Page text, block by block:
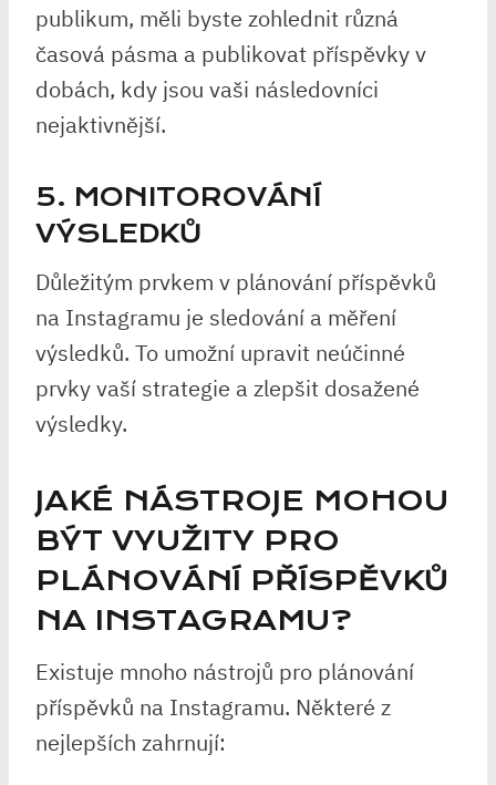
publikum, měli byste zohlednit různá
časová pásma a publikovat příspěvky v
dobách, kdy jsou vaši následovníci
nejaktivnější.
5. MONITOROVÁNÍ
VÝSLEDKŮ
Důležitým prvkem v plánování příspěvků
na Instagramu je sledování a měření
výsledků. To umožní upravit neúčinné
prvky vaší strategie a zlepšit dosažené
výsledky.
JAKÉ NÁSTROJE MOHOU
BÝT VYUŽITY PRO
PLÁNOVÁNÍ PŘÍSPĚVKŮ
NA INSTAGRAMU?
Existuje mnoho nástrojů pro plánování
příspěvků na Instagramu. Některé z
nejlepších zahrnují: